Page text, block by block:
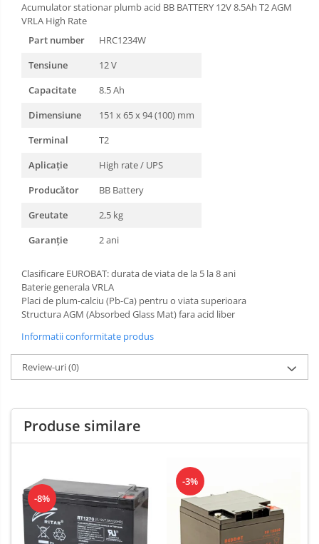
Acumulator stationar plumb acid BB BATTERY 12V 8.5Ah T2 AGM
VRLA High Rate
Part number
HRC1234W
Tensiune
12 V
Capacitate
8.5 Ah
Dimensiune
151 x 65 x 94 (100) mm
Terminal
T2
Aplicație
High rate / UPS
Producător
BB Battery
Greutate
2,5 kg
Garanție
2 ani
Clasificare EUROBAT: durata de viata de la 5 la 8 ani
Baterie generala VRLA
Placi de plum-calciu (Pb-Ca) pentru o viata superioara
Structura AGM (Absorbed Glass Mat) fara acid liber
Informatii conformitate produs
Review-uri(0)
Produse similare
-8%
-3%